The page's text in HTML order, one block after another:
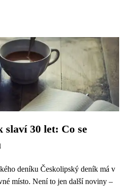
slaví 30 let: Co se
deníku Českolipský deník má v
místo. Není to jen další noviny –